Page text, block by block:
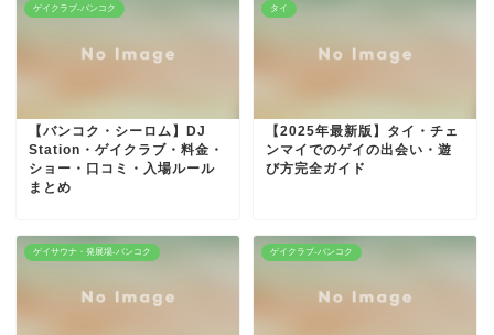
ゲイクラブ-バンコク
【バンコク・シーロム】DJ
Station・ゲイクラブ・料金・
ショー・口コミ・入場ルール
まとめ
タイ
【2025年最新版】タイ・チェ
ンマイでのゲイの出会い・遊
び方完全ガイド
ゲイサウナ・発展場-バンコク ゲイクラブ-バンコク